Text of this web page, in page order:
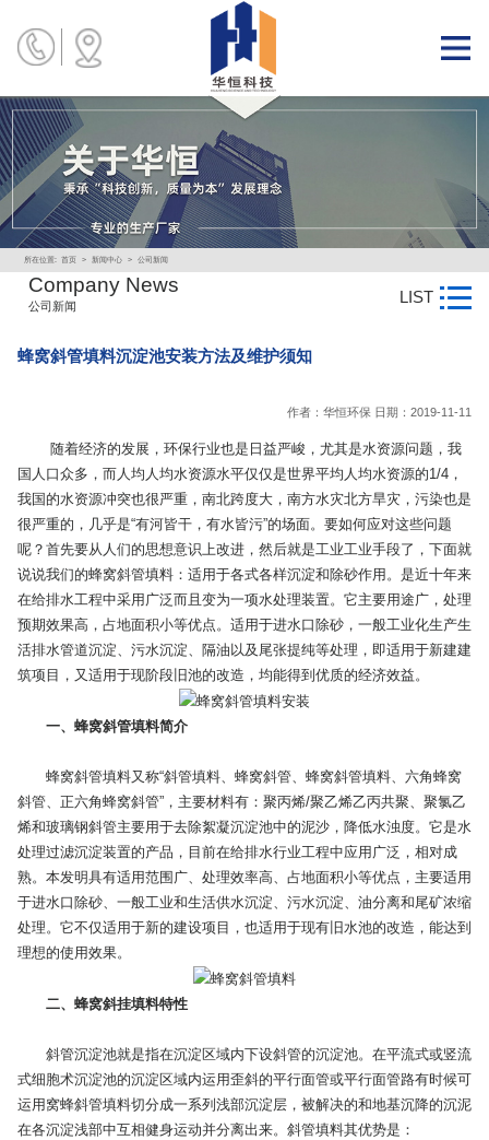
所在位置: 首页 > 新闻中心 > 公司新闻
Company News
公司新闻 LIST
蜂窝斜管填料沉淀池安装方法及维护须知
作者：华恒环保 日期：2019-11-11
随着经济的发展，环保行业也是日益严峻，尤其是水资源问题，我
国人口众多，而人均人均水资源水平仅仅是世界平均人均水资源的1/4，
我国的水资源冲突也很严重，南北跨度大，南方水灾北方旱灾，污染也是
很严重的，几乎是“有河皆干，有水皆污”的场面。要如何应对这些问题
呢？首先要从人们的思想意识上改进，然后就是工业工业手段了，下面就
说说我们的蜂窝斜管填料：适用于各式各样沉淀和除砂作用。是近十年来
在给排水工程中采用广泛而且变为一项水处理装置。它主要用途广，处理
预期效果高，占地面积小等优点。适用于进水口除砂，一般工业化生产生
活排水管道沉淀、污水沉淀、隔油以及尾张提纯等处理，即适用于新建建
筑项目，又适用于现阶段旧池的改造，均能得到优质的经济效益。
一、蜂窝斜管填料简介
蜂窝斜管填料又称“斜管填料、蜂窝斜管、蜂窝斜管填料、六角蜂窝
斜管、正六角蜂窝斜管”，主要材料有：聚丙烯/聚乙烯乙丙共聚、聚氯乙
烯和玻璃钢斜管主要用于去除絮凝沉淀池中的泥沙，降低水浊度。它是水
处理过滤沉淀装置的产品，目前在给排水行业工程中应用广泛，相对成
熟。本发明具有适用范围广、处理效率高、占地面积小等优点，主要适用
于进水口除砂、一般工业和生活供水沉淀、污水沉淀、油分离和尾矿浓缩
处理。它不仅适用于新的建设项目，也适用于现有旧水池的改造，能达到
理想的使用效果。
二、蜂窝斜挂填料特性
斜管沉淀池就是指在沉淀区域内下设斜管的沉淀池。在平流式或竖流
式细胞术沉淀池的沉淀区域内运用歪斜的平行面管或平行面管路有时候可
运用窝蜂斜管填料切分成一系列浅部沉淀层，被解决的和地基沉降的沉泥
在各沉淀浅部中互相健身运动并分离出来。斜管填料其优势是：